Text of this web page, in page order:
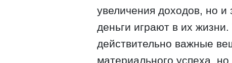
увеличения доходов, но и
деньги играют в их
действительно важные
материального успеха,